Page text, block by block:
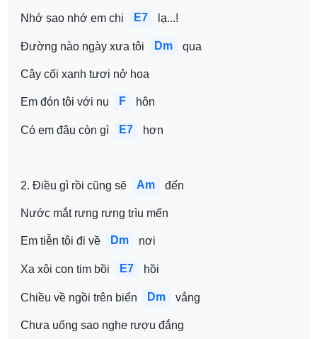
Nhớ sao nhớ em chi E7 lạ...!
Đường nào ngày xưa tôi Dm qua
Cây cối xanh tươi nở hoa
Em đón tôi với nụ F hôn
Có em đâu còn gì E7 hơn
2. Điều gì rồi cũng sẽ Am đến
Nước mắt rưng rưng trìu mến
Em tiễn tôi đi về Dm nơi
Xa xôi con tim bồi E7 hồi
Chiều về ngồi trên biển Dm vắng
Chưa uống sao nghe rượu đắng